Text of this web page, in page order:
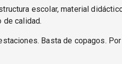
escolar, material
de calidad.
Basta de copagos.